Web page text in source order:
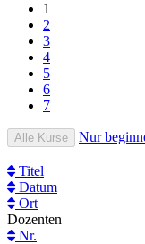
1
2
3
4
5
6
7
Alle Kurse Nur
Titel
Datum
Ort
Dozenten
Nr.